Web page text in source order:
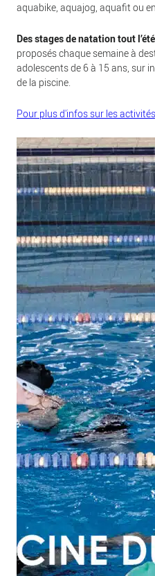
aquabike, aquajog, aquafit ou
Des stages de natation tout
proposés chaque semaine à
adolescents de 6 à 15 ans, sur
de la piscine.
Pour plus d'infos sur les